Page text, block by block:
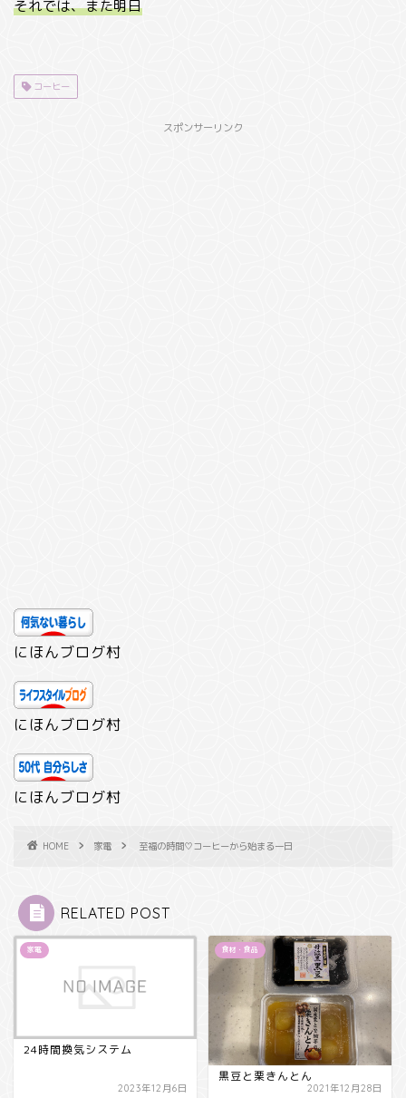
それでは、また明日
コーヒー
スポンサーリンク
にほんブログ村
にほんブログ村
にほんブログ村
HOME 家電 至福の時間♡コーヒーから始まる一日
RELATED POST
家電
24時間換気システム
2023年12月6日
食材・食品
黒豆と栗きんとん
2021年12月28日